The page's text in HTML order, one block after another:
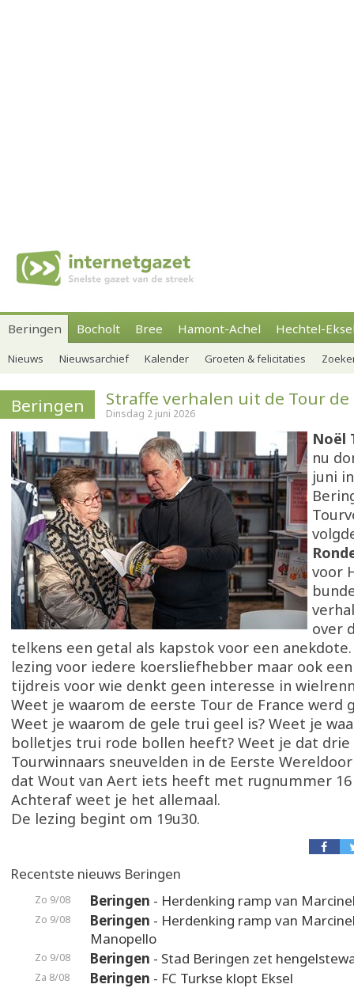
Beringen Bocholt Bree Hamont-Achel Hechtel-
Nieuws Nieuwsarchief Kalender Groeten & felicitaties
Beringen Straffe verhalen uit de Tour de
Dinsdag 2 juni 2026
Noël
nu
juni
voor
over
telkens een getal als kapstok voor een
lezing voor iedere koersliefhebber maar ook
tijdreis voor wie denkt geen interesse in
Weet je waarom de eerste Tour de France werd
Weet je waarom de gele trui geel is? Weet je
bolletjes trui rode bollen heeft? Weet je dat drie
Tourwinnaars sneuvelden in de Eerste
dat Wout van Aert iets heeft met rugnummer 16
Achteraf weet je het allemaal.
De lezing begint om 19u30.
Recentste nieuws Beringen
Zo 9/08 Beringen - Herdenking ramp van
Zo 9/08 Beringen - Herdenking ramp van
Manopello
Zo 9/08 Beringen - Stad Beringen zet
Za 8/08 Beringen - FC Turkse klopt Eksel